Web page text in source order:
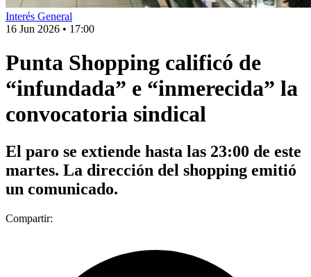
Interés General
16 Jun 2026 • 17:00
Punta Shopping calificó de
“infundada” e “inmerecida” la
convocatoria sindical
El paro se extiende hasta las 23:00 de este
martes. La dirección del shopping emitió
un comunicado.
Compartir: